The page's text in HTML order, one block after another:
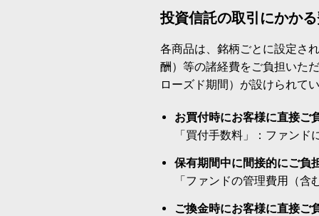
投資信託の取引にかか
各商品は、銘柄ごとに設定さ
酬）等の諸経費をご負担いた
ローズド期間）が設けられて
お買付時にお客様に直接ご
「買付手数料」：ファンド
保有期間中に間接的にご負
「ファンドの管理費用（
ご換金時にお客様に直接ご